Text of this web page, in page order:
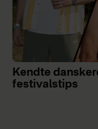
Kendte
festivalstips